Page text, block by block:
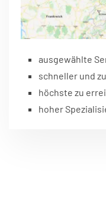
ausgewählte
schneller und
höchste zu
hoher